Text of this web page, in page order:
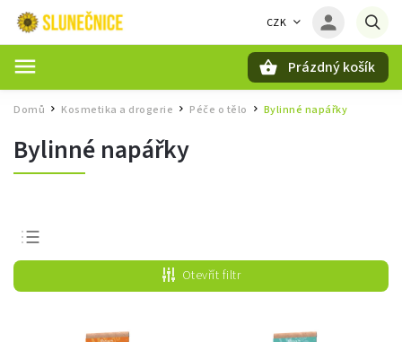
CZK
Prázdný košík
Domů / Kosmetika a drogerie / Péče o tělo Bylinné napářky
Bylinné napářky
Nejprodávanější
Nejlevnější
Otevřít filtr